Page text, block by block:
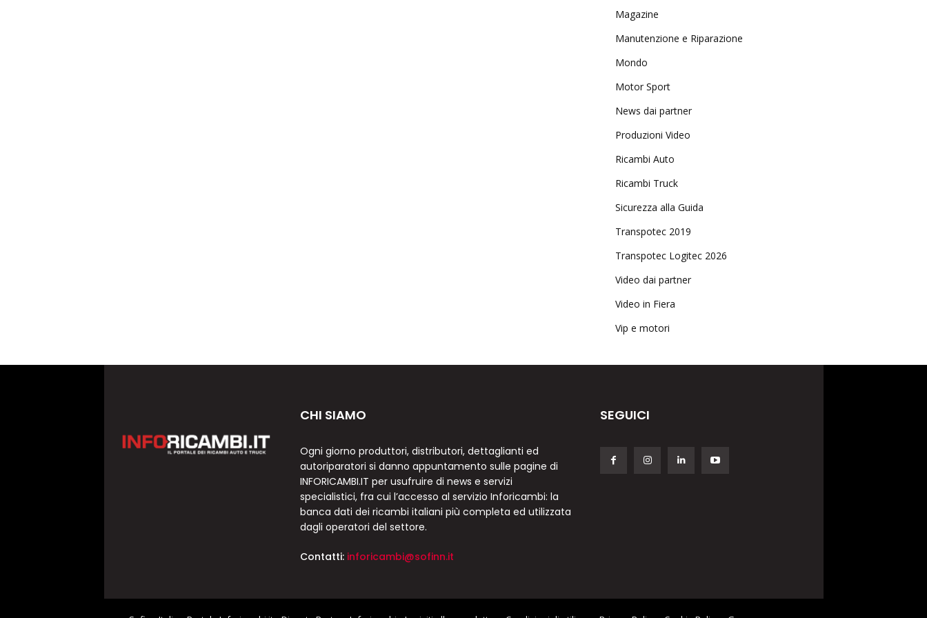
Magazine
Manutenzione e Riparazione
Mondo
Motor Sport
News dai partner
Produzioni Video
Ricambi Auto
Ricambi Truck
Sicurezza alla Guida
Transpotec 2019
Transpotec Logitec 2026
Video dai partner
Video in Fiera
Vip e motori
CHI SIAMO
Ogni giorno produttori, distributori, dettaglianti ed
autoriparatori si danno appuntamento sulle pagine di
INFORICAMBI.IT per usufruire di news e servizi
specialistici, fra cui l’accesso al servizio Inforicambi: la
banca dati dei ricambi italiani più completa ed utilizzata
dagli operatori del settore.
Contatti: inforicambi@sofinn.it
SEGUICI